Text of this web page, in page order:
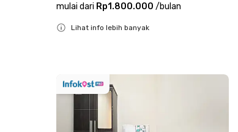
mulai dari Rp1.800.000 /bulan
Lihat info lebih banyak